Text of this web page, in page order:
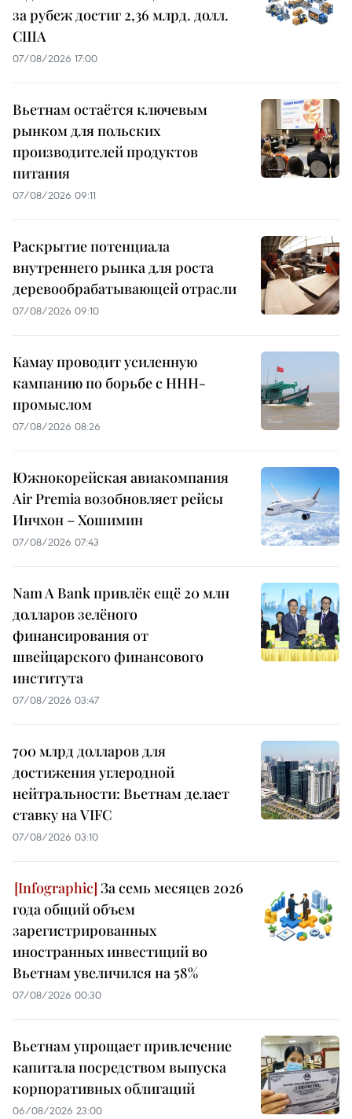
за рубеж достиг 2,36 млрд. долл.
США
07/08/2026 17:00
Вьетнам остаётся ключевым
рынком для польских
производителей продуктов
питания
07/08/2026 09:11
Раскрытие потенциала
внутреннего рынка для роста
деревообрабатывающей отрасли
07/08/2026 09:10
Камау проводит усиленную
кампанию по борьбе с ННН-
промыслом
07/08/2026 08:26
Южнокорейская авиакомпания
Air Premia возобновляет рейсы
Инчхон – Хошимин
07/08/2026 07:43
Nam A Bank привлёк ещё 20 млн
долларов зелёного
финансирования от
швейцарского финансового
института
07/08/2026 03:47
700 млрд долларов для
достижения углеродной
нейтральности: Вьетнам делает
ставку на VIFC
07/08/2026 03:10
За семь месяцев 2026
года общий объем
зарегистрированных
иностранных инвестиций во
Вьетнам увеличился на 58%
07/08/2026 00:30
Вьетнам упрощает привлечение
капитала посредством выпуска
корпоративных облигаций
06/08/2026 23:00